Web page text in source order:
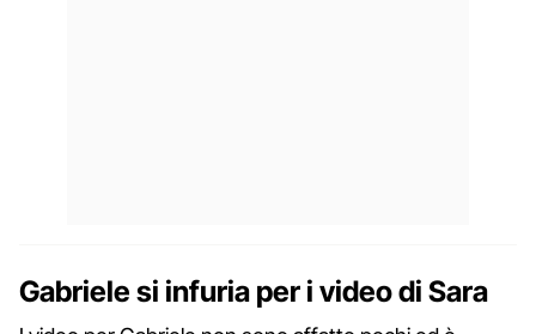
Gabriele si infuria per i video di Sara